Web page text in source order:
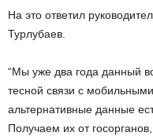
На это ответил
Турлубаев.
“Мы уже два года данный
тесной связи с
альтернативные данные
Получаем их от